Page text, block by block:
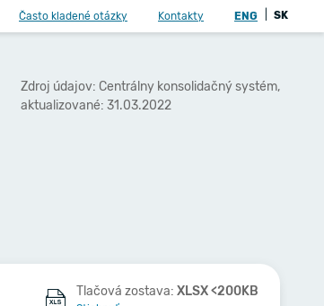
Často kladené otázky Kontakty ENG SK
Zdroj údajov: Centrálny konsolidačný systém,
aktualizované: 31.03.2022
Tlačová zostava: XLSX <200KB